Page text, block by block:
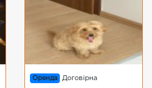
Оренда Договірна